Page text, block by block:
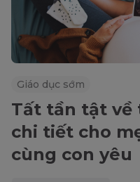
Giáo dục sớm
Tất tần tật về
chi tiết cho
cùng con yêu